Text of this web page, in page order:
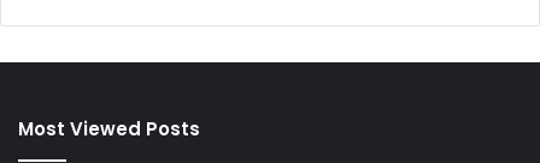
Most Viewed Posts